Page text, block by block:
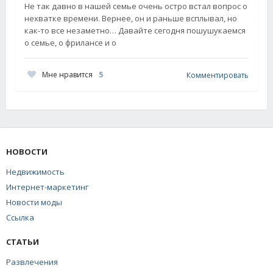
Не так давно в нашей семье очень остро встал вопрос о
нехватке времени. Вернее, он и раньше всплывал, но
как-то все незаметно… Давайте сегодня пошушукаемся
о семье, о фрилансе и о
Мне нравится 5 Комментировать
НОВОСТИ
Недвижимость
Интернет-маркетинг
Новости моды
Ссылка
СТАТЬИ
Развлечения